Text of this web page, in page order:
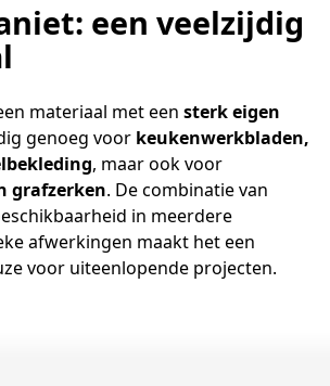
een veelzijdig
materiaal met een sterk eigen
genoeg voor keukenwerkbladen,
, maar ook voor
grafzerken. De combinatie van
in meerdere
afwerkingen maakt het een
voor uiteenlopende projecten.